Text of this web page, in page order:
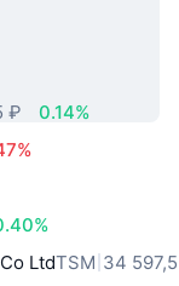
₽
0.14%
LtdTSM 34